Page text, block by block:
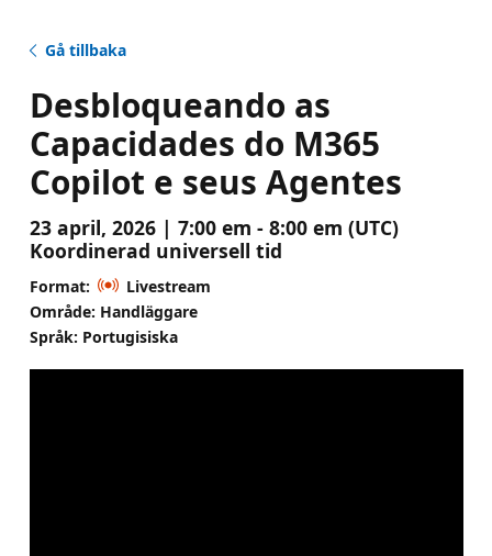
Gå tillbaka
Desbloqueando as
Capacidades do M365
Copilot e seus Agentes
23 april, 2026 | 7:00 em - 8:00 em (UTC)
Koordinerad universell tid
Format:
Livestream
Område: Handläggare
Språk: Portugisiska